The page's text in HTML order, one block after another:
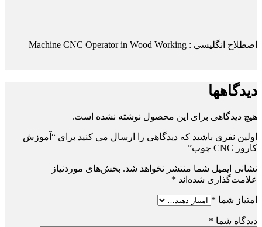
اصطلاح انگلیسی : Machine CNC Operator in Wood Working
دیدگاهها
هیچ دیدگاهی برای این محصول نوشته نشده است.
اولین نفری باشید که دیدگاهی را ارسال می کنید برای “آموزش
کارور CNC چوب”
نشانی ایمیل شما منتشر نخواهد شد. بخش‌های موردنیاز
علامت‌گذاری شده‌اند *
امتیاز شما *
دیدگاه شما *